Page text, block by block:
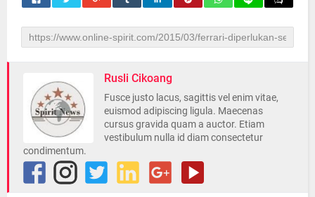
Rusli Cikoang
Fusce justo lacus, sagittis vel enim vitae,
euismod adipiscing ligula. Maecenas
cursus gravida quam a auctor. Etiam
vestibulum nulla id diam consectetur
condimentum.